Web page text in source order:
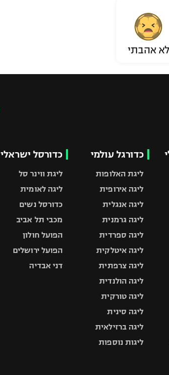
לא אהבתי
כדורגל עולמי
ליגת האלופות
ליגה אירופית
ליגה אנגלית
ליגה גרמנית
ליגה ספרדית
ליגה איטלקית
ליגה צרפתית
ליגה הולנדית
ליגה טורקית
ליגה סינית
ליגה ברזילאית
ליגות נוספות
כדורסל ישראלי
ליגת ווינר סל
ליגה לאומית
כדורסל נשים
מכבי תל אביב
הפועל חולון
הפועל ירושלים
דני אבדיה